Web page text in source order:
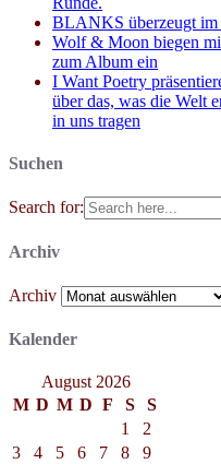
BLANKS überzeugt im
Wolf & Moon biegen
zum Album ein
I Want Poetry
über das, was die Welt
in uns tragen
Suchen
Search for:
Archiv
Archiv
Kalender
August 2026
M D M D F S
S
1
2
3
4 5 6 7 8 9